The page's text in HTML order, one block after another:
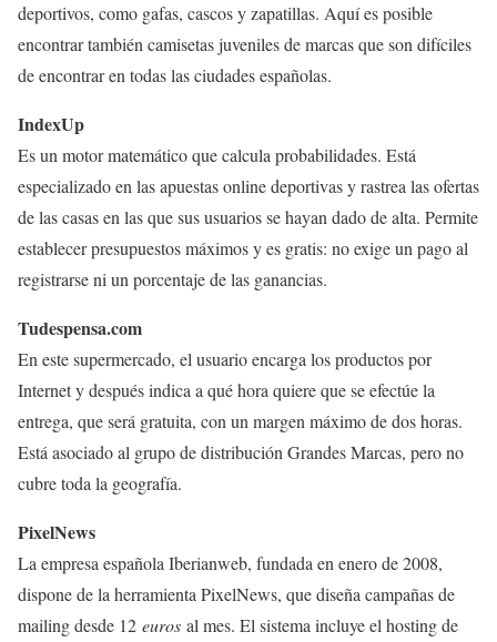
deportivos, como gafas, cascos y zapatillas. Aquí es posible
encontrar también camisetas juveniles de marcas que son difíciles
de encontrar en todas las ciudades españolas.
IndexUp
Es un motor matemático que calcula probabilidades. Está
especializado en las apuestas online deportivas y rastrea las ofertas
de las casas en las que sus usuarios se hayan dado de alta. Permite
establecer presupuestos máximos y es gratis: no exige un pago al
registrarse ni un porcentaje de las ganancias.
Tudespensa.com
En este supermercado, el usuario encarga los productos por
Internet y después indica a qué hora quiere que se efectúe la
entrega, que será gratuita, con un margen máximo de dos horas.
Está asociado al grupo de distribución Grandes Marcas, pero no
cubre toda la geografía.
PixelNews
La empresa española Iberianweb, fundada en enero de 2008,
dispone de la herramienta PixelNews, que diseña campañas de
mailing desde 12 euros al mes. El sistema incluye el hosting de